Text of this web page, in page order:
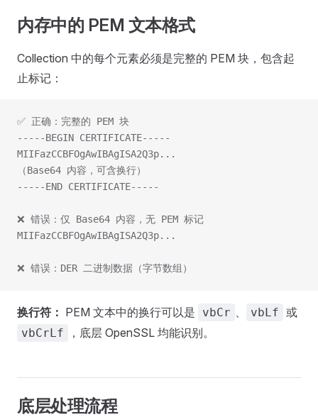
内存中的 PEM 文本格式
Collection 中的每个元素必须是完整的 PEM 块，包含起
止标记：
✅ 正确：完整的 PEM 块
-----BEGIN CERTIFICATE-----
MIIFazCCBFOgAwIBAgISA2Q3p...
（Base64 内容，可含换行）
-----END CERTIFICATE-----
❌ 错误：仅 Base64 内容，无 PEM 标记
MIIFazCCBFOgAwIBAgISA2Q3p...
❌ 错误：DER 二进制数据（字节数组）
换行符： PEM 文本中的换行可以是 vbCr 、 vbLf 或
vbCrLf ，底层 OpenSSL 均能识别。
底层处理流程